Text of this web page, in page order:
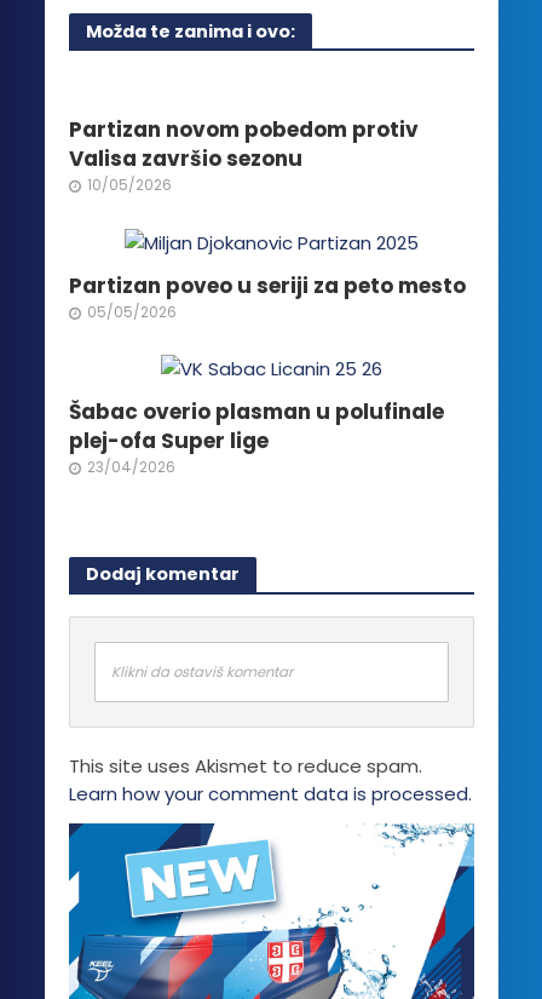
više
varijanti.
biti
izabrane
na
proizvoda.
Možda te zanima i ovo:
Partizan novom pobedom protiv
Valisa završio sezonu
10/05/2026
Partizan poveo u seriji za peto mesto
05/05/2026
Šabac overio plasman u polufinale
plej-ofa Super lige
23/04/2026
Dodaj komentar
Klikni da ostaviš komentar
This site uses Akismet to reduce spam.
Learn how your comment data is processed.